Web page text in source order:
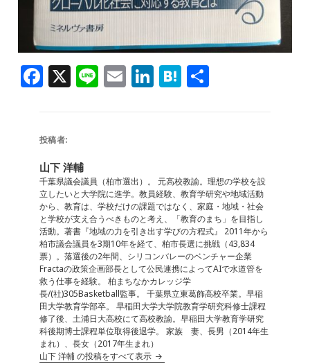
F
e
b
o
o
k
X Li E Li
n
H
投稿者:
山下 洋輔
千葉県議会議員（柏市選出）。 元高校教諭。理想の学校を設
立したいと大学院に進学。教員経験、教育学研究や地域活動
から、教育は、学校だけの課題ではなく、家庭・地域・社会
と学校が支え合うべきものと考え、「教育のまち」を目指し
活動。著書『地域の力を引き出す学びの方程式』 2011年から
柏市議会議員を3期10年を経て、柏市長選に挑戦（43,834
票）。落選後の2年間、シリコンバレーのベンチャー企業
Fractaの政策企画部長として公民連携によってAIで水道管を
救う仕事を経験。 柏まちなかカレッジ学
長/(社)305Basketball監事。 千葉県立東葛飾高校卒業。早稲
田大学教育学部卒。 早稲田大学大学院教育学研究科修士課程
修了後、土浦日大高校にて高校教諭。早稲田大学教育学研究
科後期博士課程単位取得後退学。 家族 妻、長男（2014年生
まれ）、長女（2017年生まれ）
山下 洋輔 の投稿をすべて表示